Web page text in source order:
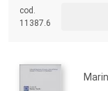
il commercio può
terremotata come
cod.
11387.6